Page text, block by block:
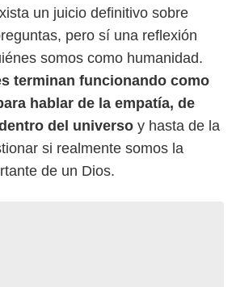
un juicio definitivo sobre
pero sí una reflexión
somos como humanidad.
terminan funcionando como
hablar de la empatía, de
del universo y hasta de la
si realmente somos la
de un Dios.